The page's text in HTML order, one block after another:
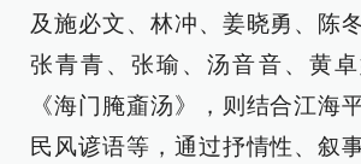
及施必文、林冲、姜晓勇、陈
张青青、张瑜、汤音音、黄
《海门腌齑汤》，则结合江海
民风谚语等，通过抒情性、叙